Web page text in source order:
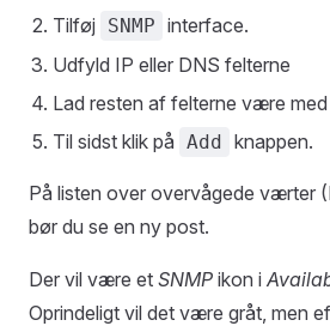
Tilføj
SNMP interface.
Udfyld IP eller DNS felterne
Lad resten af felterne være
Til sidst klik på Add knappen.
På listen over overvågede værter
bør du se en ny post.
Der vil være et SNMP ikon i
Oprindeligt vil det være gråt, men